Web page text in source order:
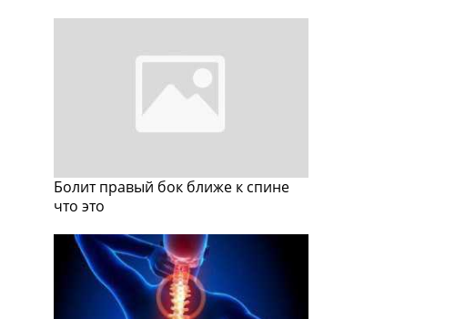
Болит правый бок ближе к спине
что это